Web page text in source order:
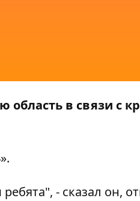
область в связи с
- сказал он,